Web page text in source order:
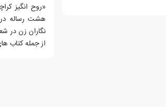
«روح انگیز
هشت رساله در
نگاران زن در
از جمله کتاب